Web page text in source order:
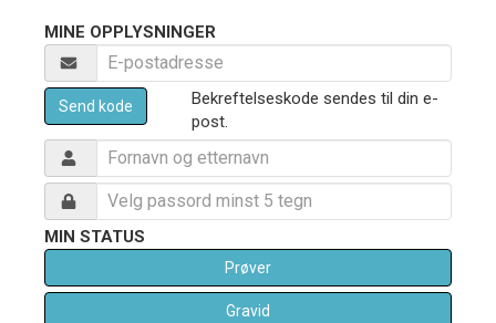
MINE OPPLYSNINGER
Send kode
Bekreftelseskode sendes til din e-
post.
MIN STATUS
Prøver
Gravid